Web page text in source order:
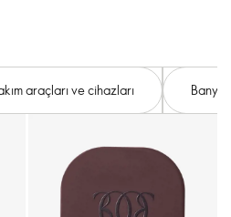
araçları ve cihazları Banyo